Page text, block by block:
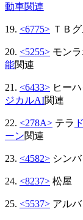
動車関連
19. <6775> ＴＢ
20. <5255> モ
能関連
21. <6433> ヒー
ジカルAI関連
22. <278A> テラ
ーン関連
23. <4582> シ
24. <8237> 松
25. <5537> アル